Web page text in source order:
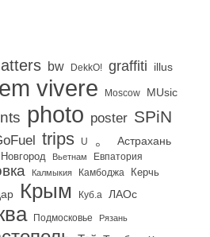
bw DekkO! graffiti illus
vivere Moscow MUsic
photo poster SPiN
trips U 。 Астрахань
Вьетнам Евпатория
Калмыкия Камбоджа Керчь
Крым Куб.а ЛАОс
Подмосковье Рязань